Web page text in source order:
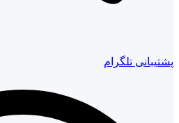
پشتیبانی تلگرام